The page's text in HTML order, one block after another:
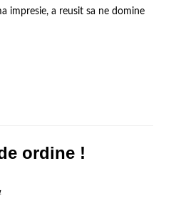
impresie, a reusit sa ne domine
ordine !